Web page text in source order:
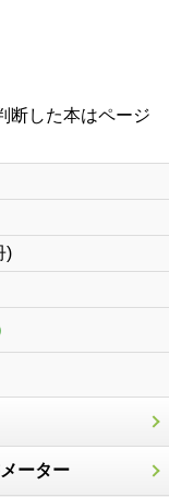
断した本はページ
)
ーター